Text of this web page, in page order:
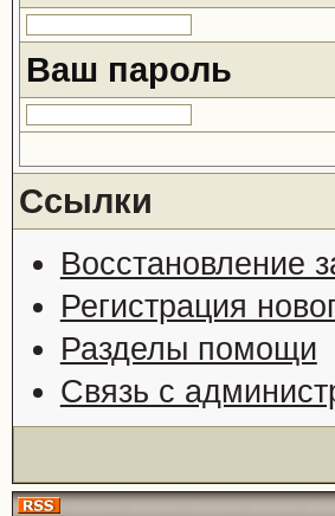
Ваш пароль
Ссылки
Восстановление
Регистрация
Разделы помощи
Связь с